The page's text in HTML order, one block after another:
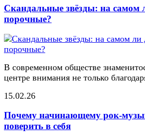
Скандальные звёзды: на самом
порочные?
В современном обществе
центре внимания не только
15.02.26
Почему начинающему рок-
поверить в себя